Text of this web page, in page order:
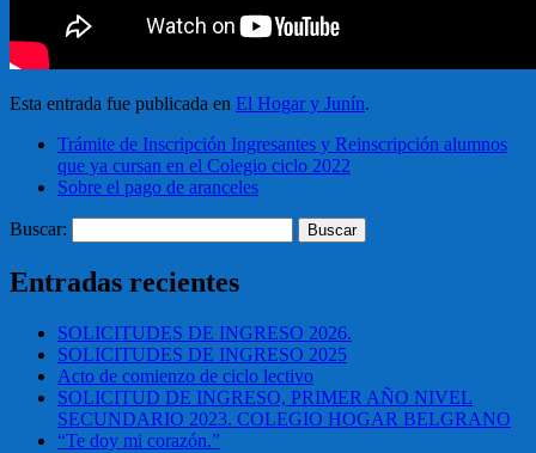
Esta entrada fue publicada en El Hogar y Junín.
Trámite de Inscripción Ingresantes y Reinscripción alumnos
que ya cursan en el Colegio ciclo 2022
Sobre el pago de aranceles
Buscar:
Entradas recientes
SOLICITUDES DE INGRESO 2026.
SOLICITUDES DE INGRESO 2025
Acto de comienzo de ciclo lectivo
SOLICITUD DE INGRESO, PRIMER AÑO NIVEL
SECUNDARIO 2023. COLEGIO HOGAR BELGRANO
“Te doy mi corazón.”